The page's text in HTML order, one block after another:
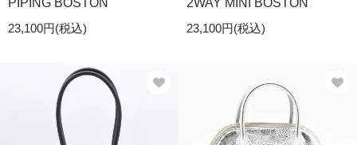
PIPING BOSTON
23,100円(税込)
2WAY MINI BOSTON
23,100円(税込)